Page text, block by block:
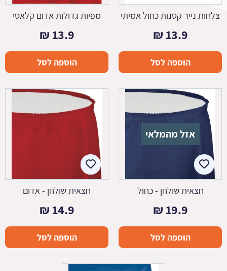
צלחות נייר קטנות כחול אמיתי
13.9
₪
הוספה לסל
מפיות גדולות אדום קלאסי
13.9
₪
הוספה לסל
אזל מהמלאי
חצאית שולחן - כחול
19.9
₪
הוספה לסל
חצאית שולחן - אדום
14.9
₪
הוספה לסל